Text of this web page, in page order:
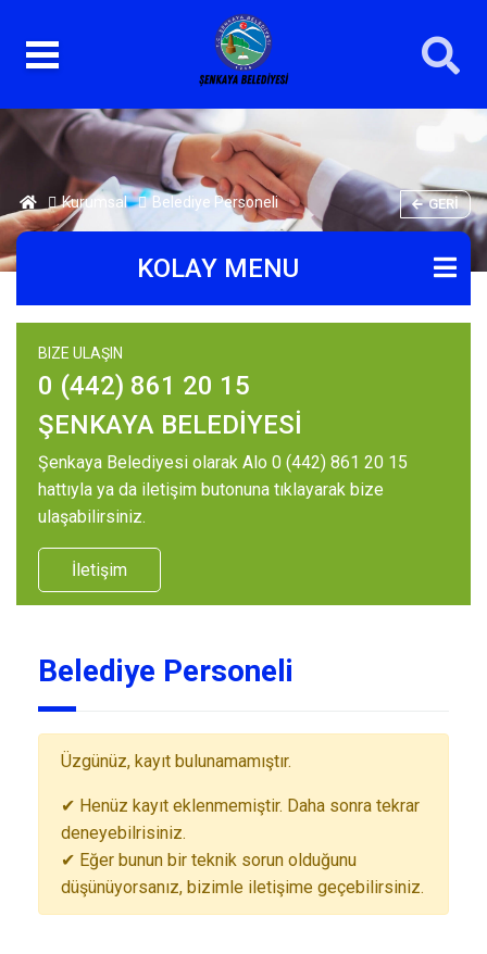
Kurumsal Belediye Personeli GERI
KOLAY MENU
BIZE ULAŞIN
0 (442) 861 20 15
ŞENKAYA BELEDİYESİ
Şenkaya Belediyesi olarak Alo 0 (442) 861 20 15
hattıyla ya da iletişim butonuna tıklayarak bize
ulaşabilirsiniz.
İletişim
Belediye Personeli
Üzgünüz, kayıt bulunamamıştır.
✔ Henüz kayıt eklenmemiştir. Daha sonra tekrar
deneyebilrisiniz.
✔ Eğer bunun bir teknik sorun olduğunu
düşünüyorsanız, bizimle iletişime geçebilirsiniz.